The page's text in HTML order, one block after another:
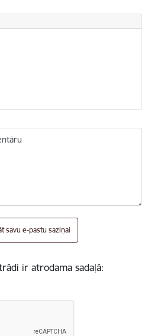
savu e-pastu saziņai
ir atrodama sadaļā: